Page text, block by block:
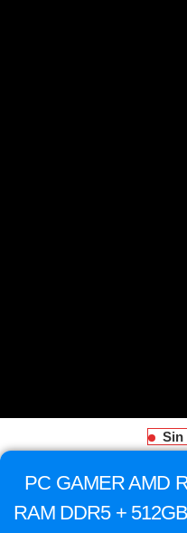
Sin
PC GAMER AMD
RAM DDR5 +